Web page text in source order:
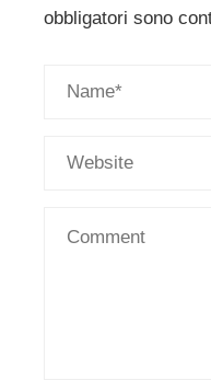
obbligatori sono